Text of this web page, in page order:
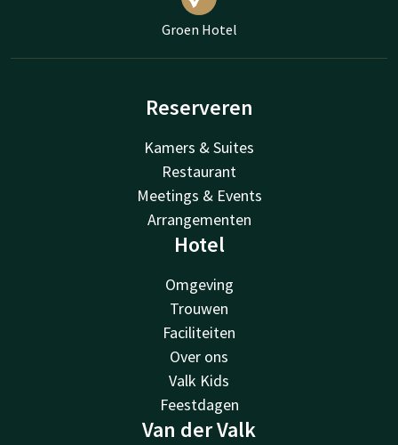
Groen Hotel
Reserveren
Kamers & Suites
Restaurant
Meetings & Events
Arrangementen
Hotel
Omgeving
Trouwen
Faciliteiten
Over ons
Valk Kids
Feestdagen
Van der Valk